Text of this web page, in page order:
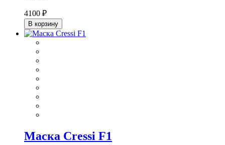
4100 ₽
В корзину
Маска Cressi F1